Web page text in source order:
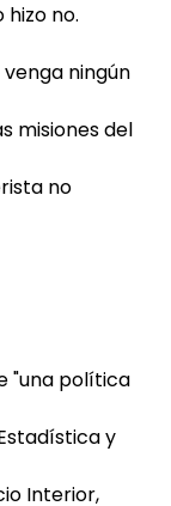
no.
ningún
misiones del
no
"una política
y
Interior,